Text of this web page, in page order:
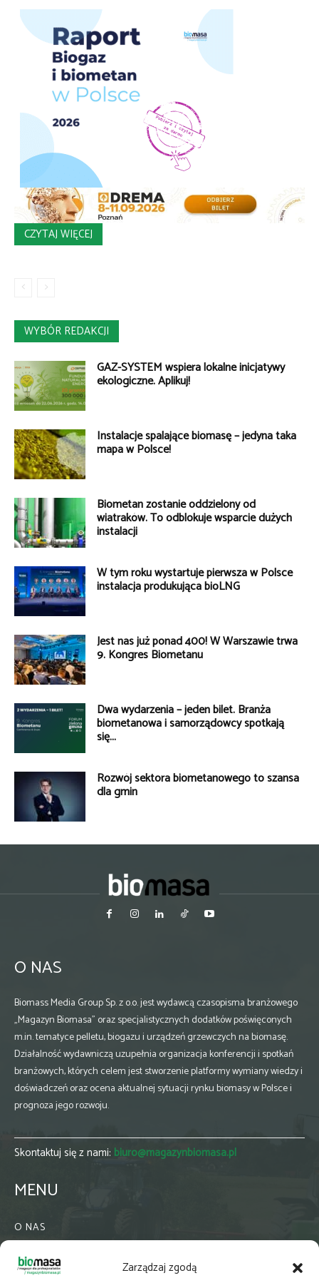
Zarządzaj zgodą
CZYTAJ WIĘCEJ
WYBÓR REDAKCJI
GAZ-SYSTEM wspiera lokalne inicjatywy
ekologiczne. Aplikuj!
Instalacje spalające biomasę – jedyna taka
mapa w Polsce!
Biometan zostanie oddzielony od
wiatraków. To odblokuje wsparcie dużych
instalacji
W tym roku wystartuje pierwsza w Polsce
instalacja produkująca bioLNG
Jest nas już ponad 400! W Warszawie trwa
9. Kongres Biometanu
Dwa wydarzenia – jeden bilet. Branża
biometanowa i samorządowcy spotkają
się...
Rozwój sektora biometanowego to szansa
dla gmin
O NAS
Biomass Media Group Sp. z o.o. jest wydawcą czasopisma branżowego
„Magazyn Biomasa” oraz specjalistycznych dodatków poświęconych
m.in. tematyce pelletu, biogazu i urządzeń grzewczych na biomasę.
Działalność wydawniczą uzupełnia organizacja konferencji i spotkań
branżowych, których celem jest stworzenie platformy wymiany wiedzy i
doświadczeń oraz ocena aktualnej sytuacji rynku biomasy w Polsce i
prognoza jego rozwoju.
Skontaktuj się z nami: biuro@magazynbiomasa.pl
MENU
O NAS
WSPÓŁPRACA